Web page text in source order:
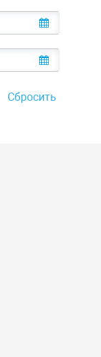
Сбросить